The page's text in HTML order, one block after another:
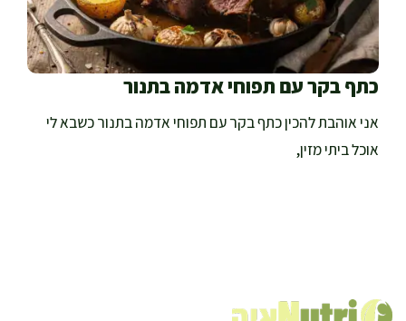
כתף בקר עם תפוחי אדמה בתנור
אני אוהבת להכין כתף בקר עם תפוחי אדמה בתנור כשבא לי
אוכל ביתי מזין,